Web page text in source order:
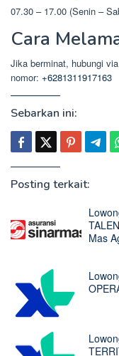
07.30 – 17.00 (Senin –
Cara
Jika berminat, hubungi
nomor: +6281311917163
Sebarkan ini:
Posting terkait:
Mas